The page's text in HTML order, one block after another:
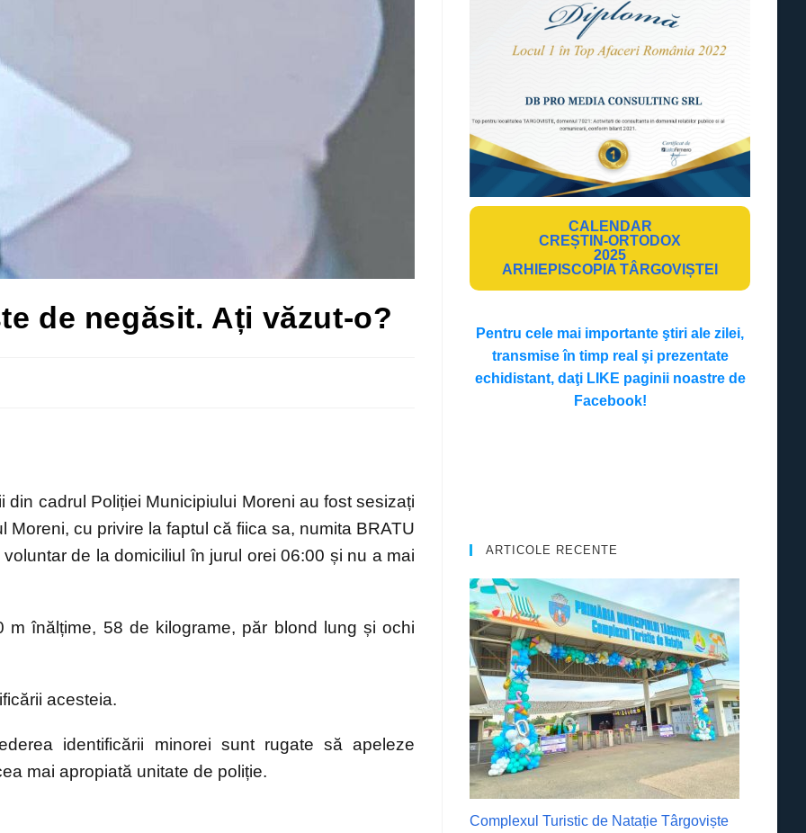
de negăsit. Ați văzut-o?
cadrul Poliției Municipiului Moreni au fost sesizați
cu privire la faptul că fiica sa, numita BRATU
de la domiciliul în jurul orei 06:00 și nu a mai
m înălțime, 58 de kilograme, păr blond lung și ochi
acesteia.
identificării minorei sunt rugate să apeleze
mai apropiată unitate de poliție.
CALENDAR
CREȘTIN-ORTODOX
2025
ARHIEPISCOPIA TÂRGOVIȘTEI
Pentru cele mai importante ştiri ale zilei,
transmise în timp real şi prezentate
echidistant, daţi LIKE paginii noastre de
Facebook!
ARTICOLE RECENTE
Complexul Turistic de Natație Târgoviște